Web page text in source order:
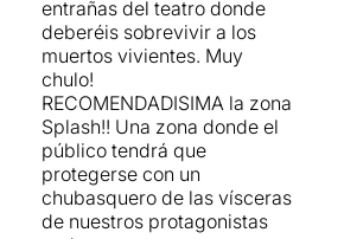
entrañas del teatro donde
deberéis sobrevivir a los
muertos vivientes. Muy
chulo!
RECOMENDADISIMA la zona
Splash!! Una zona donde el
público tendrá que
protegerse con un
chubasquero de las vísceras
de nuestros protagonistas